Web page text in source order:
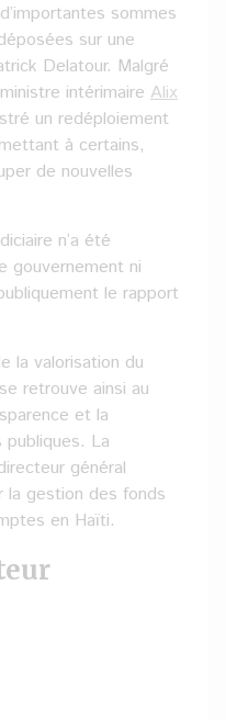
sommes
sur une
Delatour. Malgré
intérimaire Alix
un redéploiement
à certains,
de nouvelles
n’a été
gouvernement ni
le rapport
la valorisation du
retrouve ainsi au
et la
La
général
la gestion des fonds
en Haïti.